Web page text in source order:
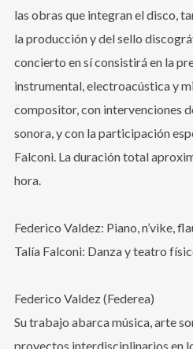
las obras que integran el disco,
la producción y del sello
concierto en sí consistirá en la
instrumental, electroacústica y
compositor, con intervenciones
sonora, y con la participación
Falconi. La duración total
hora.
Federico Valdez: Piano, n’vike,
Talía Falconi: Danza y teatro
Federico Valdez (Federea)
Su trabajo abarca música, arte
proyectos interdisciplinarios en